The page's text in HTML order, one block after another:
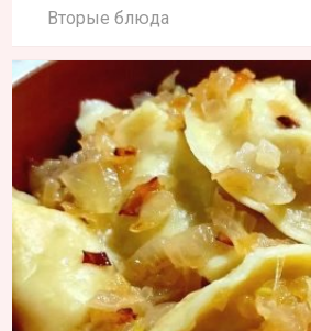
Вторые блюда